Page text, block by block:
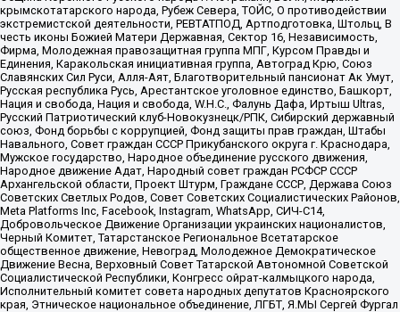
крымскотатарского народа, Рубеж Севера, ТОЙС, О противодействии
экстремистской деятельности, РЕВТАТПОД, Артподготовка, Штольц, В
честь иконы Божией Матери Державная, Сектор 16, Независимость,
Фирма, Молодежная правозащитная группа МПГ, Курсом Правды и
Единения, Каракольская инициативная группа, Автоград Крю, Союз
Славянских Сил Руси, Алля-Аят, Благотворительный пансионат Ак Умут,
Русская республика Русь, Арестантское уголовное единство, Башкорт,
Нация и свобода, Нация и свобода, W.H.С., Фалунь Дафа, Иртыш Ultras,
Русский Патриотический клуб-Новокузнецк/РПК, Сибирский державный
союз, Фонд борьбы с коррупцией, Фонд защиты прав граждан, Штабы
Навального, Совет граждан СССР Прикубанского округа г. Краснодара,
Мужское государство, Народное объединение русского движения,
Народное движение Адат, Народный совет граждан РСФСР СССР
Архангельской области, Проект Штурм, Граждане СССР, Держава Союз
Советских Светлых Родов, Совет Советских Социалистических Районов,
Meta Platforms Inc, Facebook, Instagram, WhatsApp, СИЧ-С14,
Добровольческое Движение Организации украинских националистов,
Черный Комитет, Татарстанское Региональное Всетатарское
общественное движение, Невоград, Молодежное Демократическое
Движение Весна, Верховный Совет Татарской Автономной Советской
Социалистической Республики, Конгресс ойрат-калмыцкого народа,
Исполнительный комитет совета народных депутатов Красноярского
края, Этническое национальное объединение, ЛГБТ, Я.МЫ Сергей Фургал